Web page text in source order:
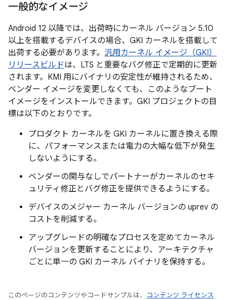
一般的なイメージ
Android 12 以降では、出荷時にカーネル バージョン 5.10
以上を搭載するデバイスの場合、GKI カーネルを搭載して
出荷する必要があります。 汎用カーネル イメージ（GKI）
リリースビルドは、LTS と重要なバグ修正で定期的に更新
されます。KMI 用にバイナリの安定性が維持されるため、
ベンダー イメージを変更しなくても、このようなブート
イメージをインストールできます。GKI プロジェクトの目
標は以下のとおりです。
プロダクト カーネルを GKI カーネルに置き換える際
に、パフォーマンスまたは電力の大幅な低下が発生
しないようにする。
ベンダーの関与なしでパートナーがカーネルのセキ
ュリティ修正とバグ修正を提供できるようにする。
デバイスのメジャー カーネル バージョンの uprev の
コストを削減する。
アップグレードの明確なプロセスを定めてカーネル
バージョンを更新することにより、アーキテクチャ
ごとに単一の GKI カーネル バイナリを保持する。
このページのコンテンツやコードサンプルは、
コンテンツ ライセンス